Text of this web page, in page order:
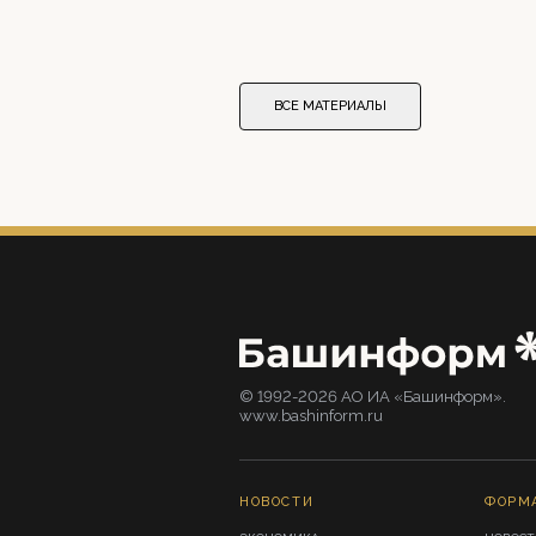
ВСЕ МАТЕРИАЛЫ
© 1992-2026 АО ИА «Башинформ».
www.bashinform.ru
НОВОСТИ